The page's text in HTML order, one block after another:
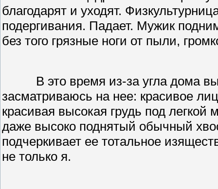
благодарят и уходят.
подергивания. Падает. Мужик
без того грязные ноги от пыли,
В это время из-за угла дома
засматриваюсь на нее: красивое
красивая высокая грудь под легкой
даже высоко поднятый обычный
подчеркивает ее тотальное
не только я.